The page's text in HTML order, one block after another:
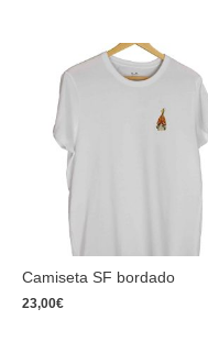
Camiseta SF bordado
23,00€